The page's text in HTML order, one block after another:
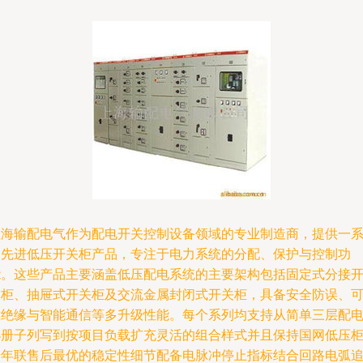
输配电气作为配电开关控制设备领域的专业制造商，提供一系
进低压开关柜产品，专注于电力系统的分配、保护与控制功
这些产品主要涵盖低压配电系统的主要架构包括固定式分接开
、抽屉式开关柜及交流金属封闭式开关柜，具备安全防误、可
缘与智能通信等多升级性能。每个系列均支持从简单三层配电
子列写到按项目负载扩充灵活的组合样式并且保持国网低压柜
联售后最优的稳定性细节配备电脉冲停止指标结合回路电弧追